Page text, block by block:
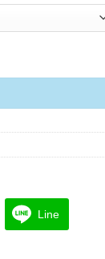
5,610.00 ฿
through
ชิ้น
Line